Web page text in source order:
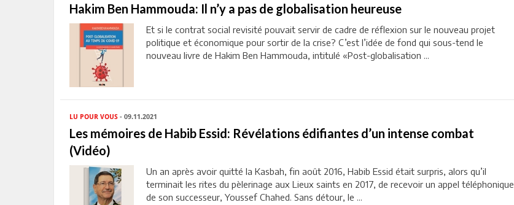
Hakim Ben Hammouda: Il n’y a pas de globalisation heureuse
Et si le contrat social revisité pouvait servir de cadre de réflexion sur le nouveau projet
politique et économique pour sortir de la crise? C’est l’idée de fond qui sous-tend le
nouveau livre de Hakim Ben Hammouda, intitulé «Post-globalisation ...
LU POUR VOUS - 09.11.2021
Les mémoires de Habib Essid: Révélations édifiantes d’un intense combat
(Vidéo)
Un an après avoir quitté la Kasbah, fin août 2016, Habib Essid était surpris, alors qu’il
terminait les rites du pèlerinage aux Lieux saints en 2017, de recevoir un appel téléphonique
de son successeur, Youssef Chahed. Sans détour, le ...